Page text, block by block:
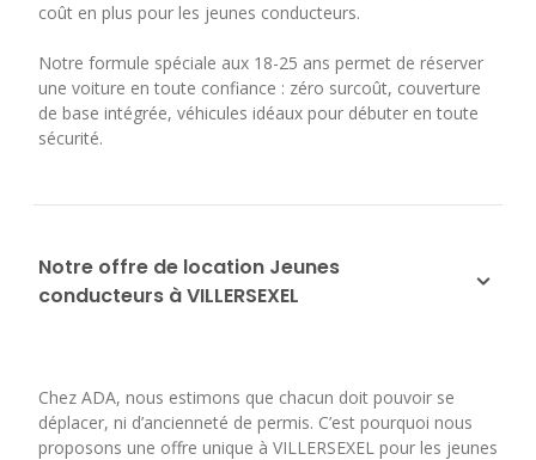
coût en plus pour les jeunes conducteurs.
Notre formule spéciale aux 18-25 ans permet de réserver
une voiture en toute confiance : zéro surcoût, couverture
de base intégrée, véhicules idéaux pour débuter en toute
sécurité.
Notre offre de location Jeunes
conducteurs à VILLERSEXEL
Chez ADA, nous estimons que chacun doit pouvoir se
déplacer, ni d’ancienneté de permis. C’est pourquoi nous
proposons une offre unique à VILLERSEXEL pour les jeunes